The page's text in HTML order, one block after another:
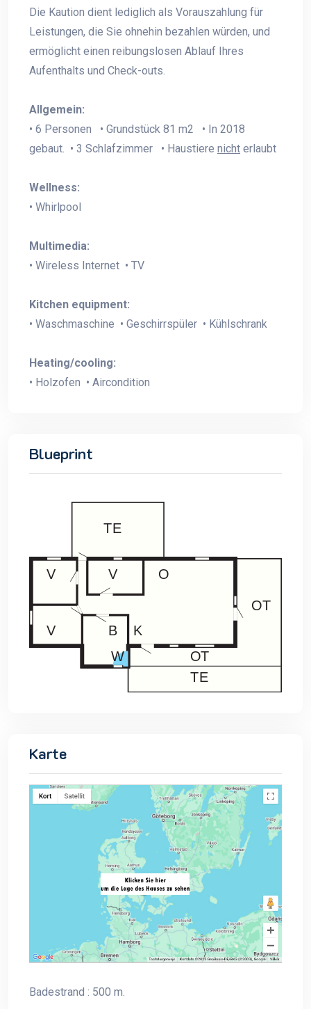
Die Kaution dient lediglich als Vorauszahlung für
Leistungen, die Sie ohnehin bezahlen würden, und
ermöglicht einen reibungslosen Ablauf Ihres
Aufenthalts und Check-outs.
Allgemein:
• 6 Personen • Grundstück 81 m2 • In 2018
gebaut. • 3 Schlafzimmer • Haustiere nicht erlaubt
Wellness:
• Whirlpool
Multimedia:
• Wireless Internet • TV
Kitchen equipment:
• Waschmaschine • Geschirrspüler • Kühlschrank
Heating/cooling:
• Holzofen • Aircondition
Blueprint
Karte
Badestrand : 500 m.